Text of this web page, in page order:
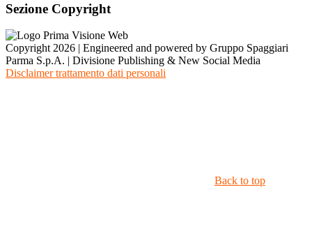
Sezione Copyright
Copyright 2026 | Engineered and powered by Gruppo Spaggiari
Parma S.p.A. | Divisione Publishing & New Social Media
Disclaimer trattamento dati personali
Back to top